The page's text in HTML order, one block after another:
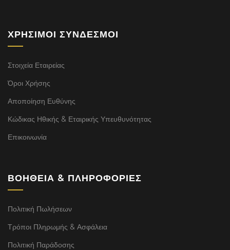
ΧΡΉΣΙΜΟΙ ΣΎΝΔΕΣΜΟΙ
Στοιχεία Εταιρείας
Όροι Χρήσης
Αποποίηση Ευθύνης
Κώδικας Ηθικής & Εταιρικής Υπευθυνότητας
Επικοινωνία
ΒΟΉΘΕΙΑ & ΠΛΗΡΟΦΟΡΊΕΣ
Πολιτική Πωλήσεων
Τρόποι Πληρωμής & Ασφάλεια
Πολιτική Παράδοσης